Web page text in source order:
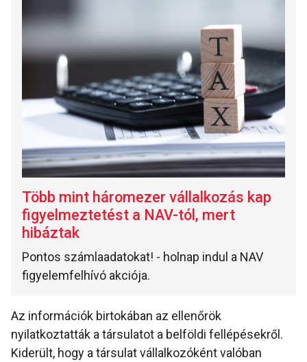
Több mint háromezer vállalkozás kap
figyelmeztetést a NAV-tól, mert
hibáztak
Pontos számlaadatokat! - holnap indul a NAV
figyelemfelhívó akciója.
Az információk birtokában az ellenőrök
nyilatkoztatták a társulatot a belföldi fellépésekről.
Kiderült, hogy a társulat vállalkozóként valóban